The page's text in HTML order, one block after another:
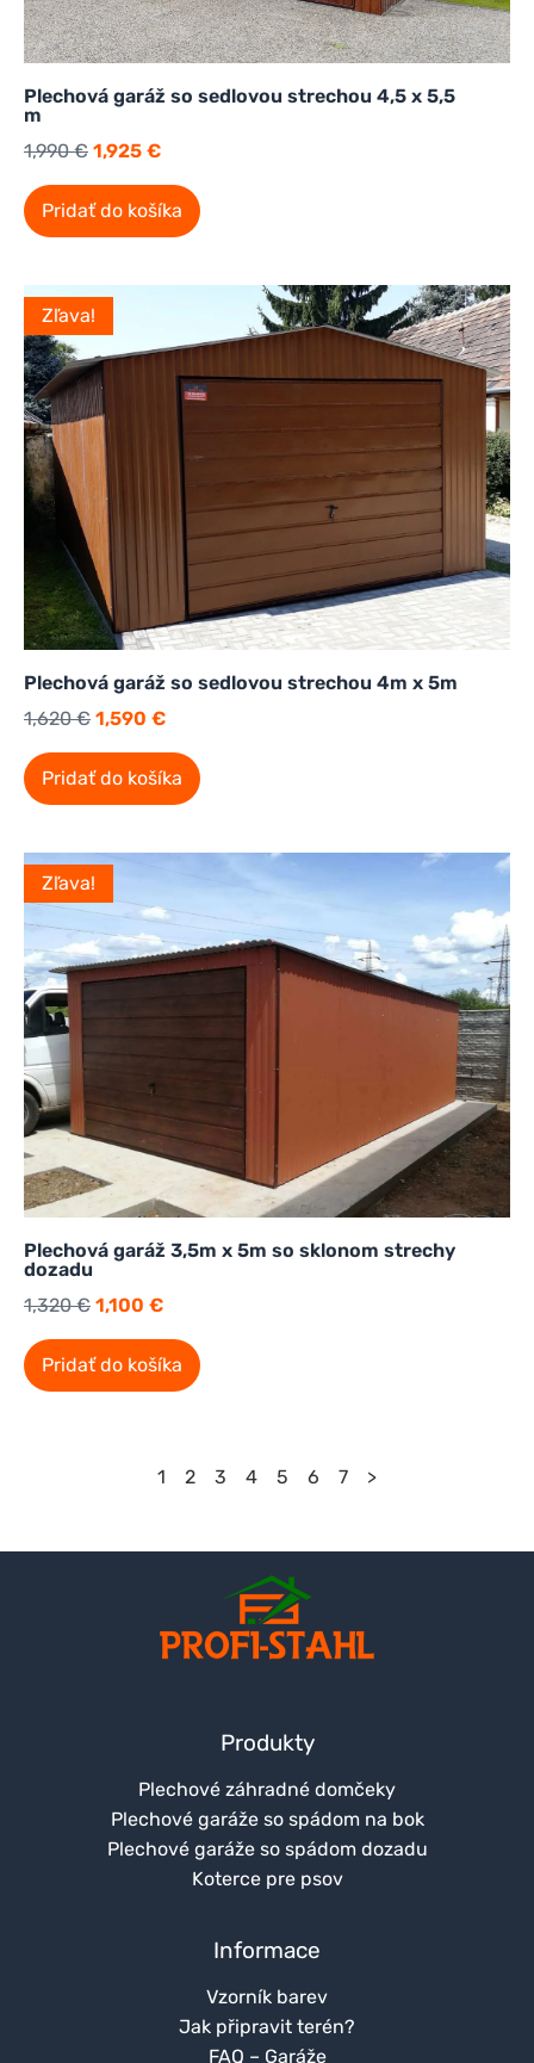
Plechová garáž so sedlovou strechou 4,5 x 5,5
m
1,990€ 1,925 €
Pridať do košíka
Zľava!
Plechová garáž so sedlovou strechou 4m x 5m
1,620€ 1,590 €
Pridať do košíka
Zľava!
Plechová garáž 3,5m x 5m so sklonom strechy
dozadu
1,320€ 1,100 €
Pridať do košíka
1 2 3 4 5 6 7 >
Produkty
Plechové záhradné domčeky
Plechové garáže so spádom na bok
Plechové garáže so spádom dozadu
Koterce pre psov
Informace
Vzorník barev
Jak připravit terén?
FAQ – Garáže